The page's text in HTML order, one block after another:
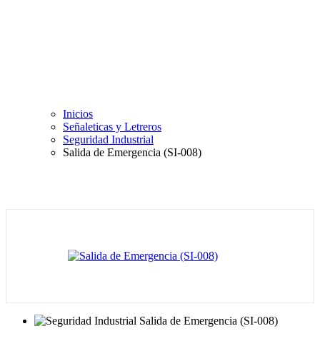
Inicios
Señaleticas y Letreros
Seguridad Industrial
Salida de Emergencia (SI-008)